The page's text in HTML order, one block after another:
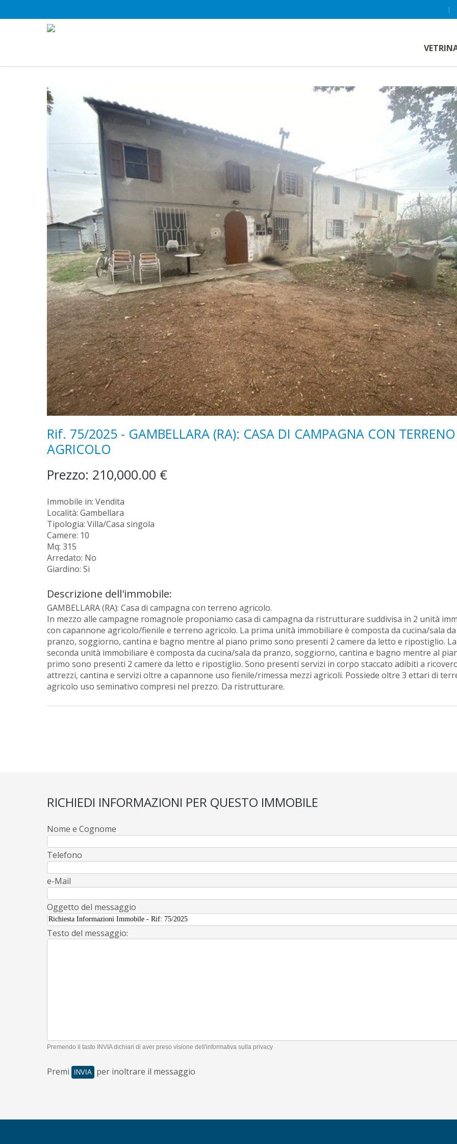
Rif. 75/2025 - GAMBELLARA (RA): CASA DI CAMPAGNA CON TERRENO
AGRICOLO
Prezzo: 210,000.00 €
Immobile in: Vendita
Località: Gambellara
Tipologia: Villa/Casa singola
Camere: 10
Mq: 315
Arredato: No
Giardino: Si
Descrizione dell'immobile:
GAMBELLARA (RA): Casa di campagna con terreno agricolo.
In mezzo alle campagne romagnole proponiamo casa di campagna da ristrutturare suddivisa in 2 unità
con capannone agricolo/fienile e terreno agricolo. La prima unità immobiliare è composta da cucina/sala da
pranzo, soggiorno, cantina e bagno mentre al piano primo sono presenti 2 camere da letto e ripostiglio. La
seconda unità immobiliare è composta da cucina/sala da pranzo, soggiorno, cantina e bagno mentre al
primo sono presenti 2 camere da letto e ripostiglio. Sono presenti servizi in corpo staccato adibiti a
attrezzi, cantina e servizi oltre a capannone uso fienile/rimessa mezzi agricoli. Possiede oltre 3 ettari di
agricolo uso seminativo compresi nel prezzo. Da ristrutturare.
RICHIEDI INFORMAZIONI PER QUESTO IMMOBILE
Nome e Cognome
Telefono
e-Mail
Oggetto del messaggio
Testo del messaggio:
Premendo il tasto INVIA dichiari di aver preso visione dell'informativa sulla privacy
Premi per inoltrare il messaggio